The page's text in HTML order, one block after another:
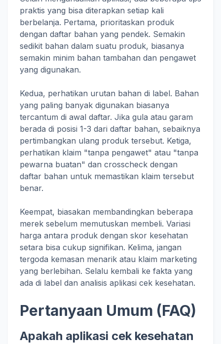
praktis yang bisa diterapkan setiap kali
berbelanja. Pertama, prioritaskan produk
dengan daftar bahan yang pendek. Semakin
sedikit bahan dalam suatu produk, biasanya
semakin minim bahan tambahan dan pengawet
yang digunakan.
Kedua, perhatikan urutan bahan di label. Bahan
yang paling banyak digunakan biasanya
tercantum di awal daftar. Jika gula atau garam
berada di posisi 1-3 dari daftar bahan, sebaiknya
pertimbangkan ulang produk tersebut. Ketiga,
perhatikan klaim "tanpa pengawet" atau "tanpa
pewarna buatan" dan crosscheck dengan
daftar bahan untuk memastikan klaim tersebut
benar.
Keempat, biasakan membandingkan beberapa
merek sebelum memutuskan membeli. Variasi
harga antara produk dengan skor kesehatan
setara bisa cukup signifikan. Kelima, jangan
tergoda kemasan menarik atau klaim marketing
yang berlebihan. Selalu kembali ke fakta yang
ada di label dan analisis aplikasi cek kesehatan.
Pertanyaan Umum (FAQ)
Apakah aplikasi cek kesehatan